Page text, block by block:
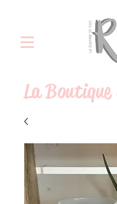
LaBoutique